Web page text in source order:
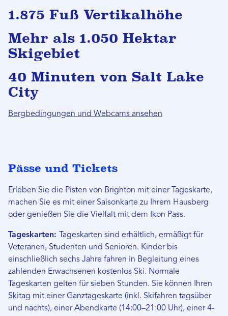
1.875 Fuß Vertikalhöhe
Mehr als 1.050 Hektar
Skigebiet
40 Minuten von Salt Lake
City
Bergbedingungen und Webcams ansehen
Pässe und Tickets
Erleben Sie die Pisten von Brighton mit einer Tageskarte,
machen Sie es mit einer Saisonkarte zu Ihrem Hausberg
oder genießen Sie die Vielfalt mit dem Ikon Pass.
Tageskarten:
Tageskarten sind erhältlich, ermäßigt für
Veteranen, Studenten und Senioren. Kinder bis
einschließlich sechs Jahre fahren in Begleitung eines
zahlenden Erwachsenen kostenlos Ski. Normale
Tageskarten gelten für sieben Stunden. Sie können Ihren
Skitag mit einer Ganztageskarte (inkl. Skifahren tagsüber
und nachts), einer Abendkarte (14:00–21:00 Uhr), einer 4-